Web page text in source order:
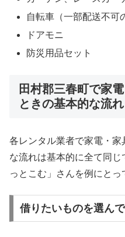
自転車（一部配送不可
ドアモニ
防災用品セット
田村郡三春町で家
ときの基本的な流れ
各レンタル業者で家電・
な流れは基本的に全て同
っとこむ」さんを例にとっ
借りたいものを選ん